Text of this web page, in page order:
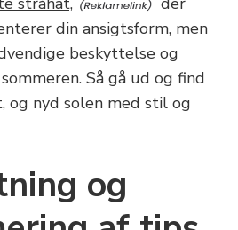
din ansigtsform, men
beskyttelse og
Så gå ud og find
og nyd solen med stil og
og